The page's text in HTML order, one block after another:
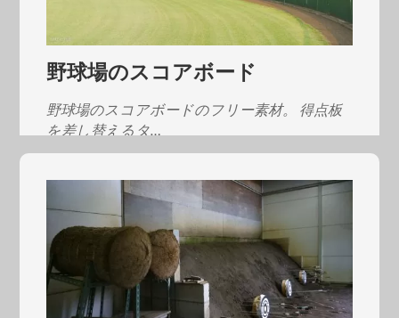
野球場のスコアボード
野球場のスコアボードのフリー素材。 得点板
を差し替えるタ…